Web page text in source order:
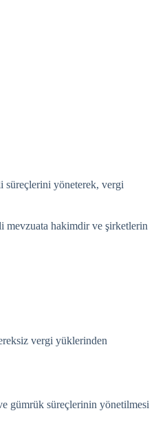
süreçlerini yöneterek, vergi
mevzuata hakimdir ve şirketlerin
vergi yüklerinden
gümrük süreçlerinin yönetilmesi